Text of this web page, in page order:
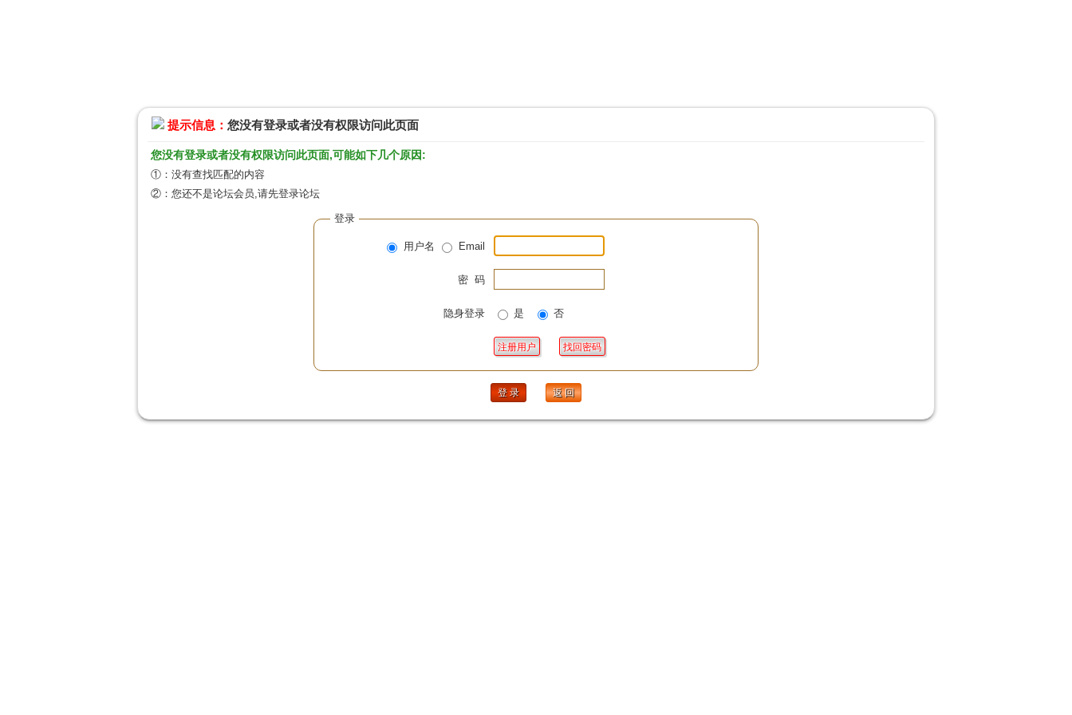
提示信息： 您没有登录或者没有权限访问此页面
您没有登录或者没有权限访问此页面,可能如下几个原因:
①：没有查找匹配的内容
②：您还不是论坛会员,请先登录论坛
登录
用户名 Email
密 码
隐身登录 是 否